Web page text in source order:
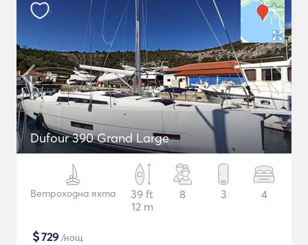
Dufour 390 Grand Large
Ветроходна яхта
39 ft
12 m
8 3 4
$729 /нощ